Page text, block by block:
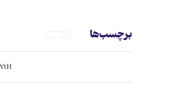
برچسب‌ها